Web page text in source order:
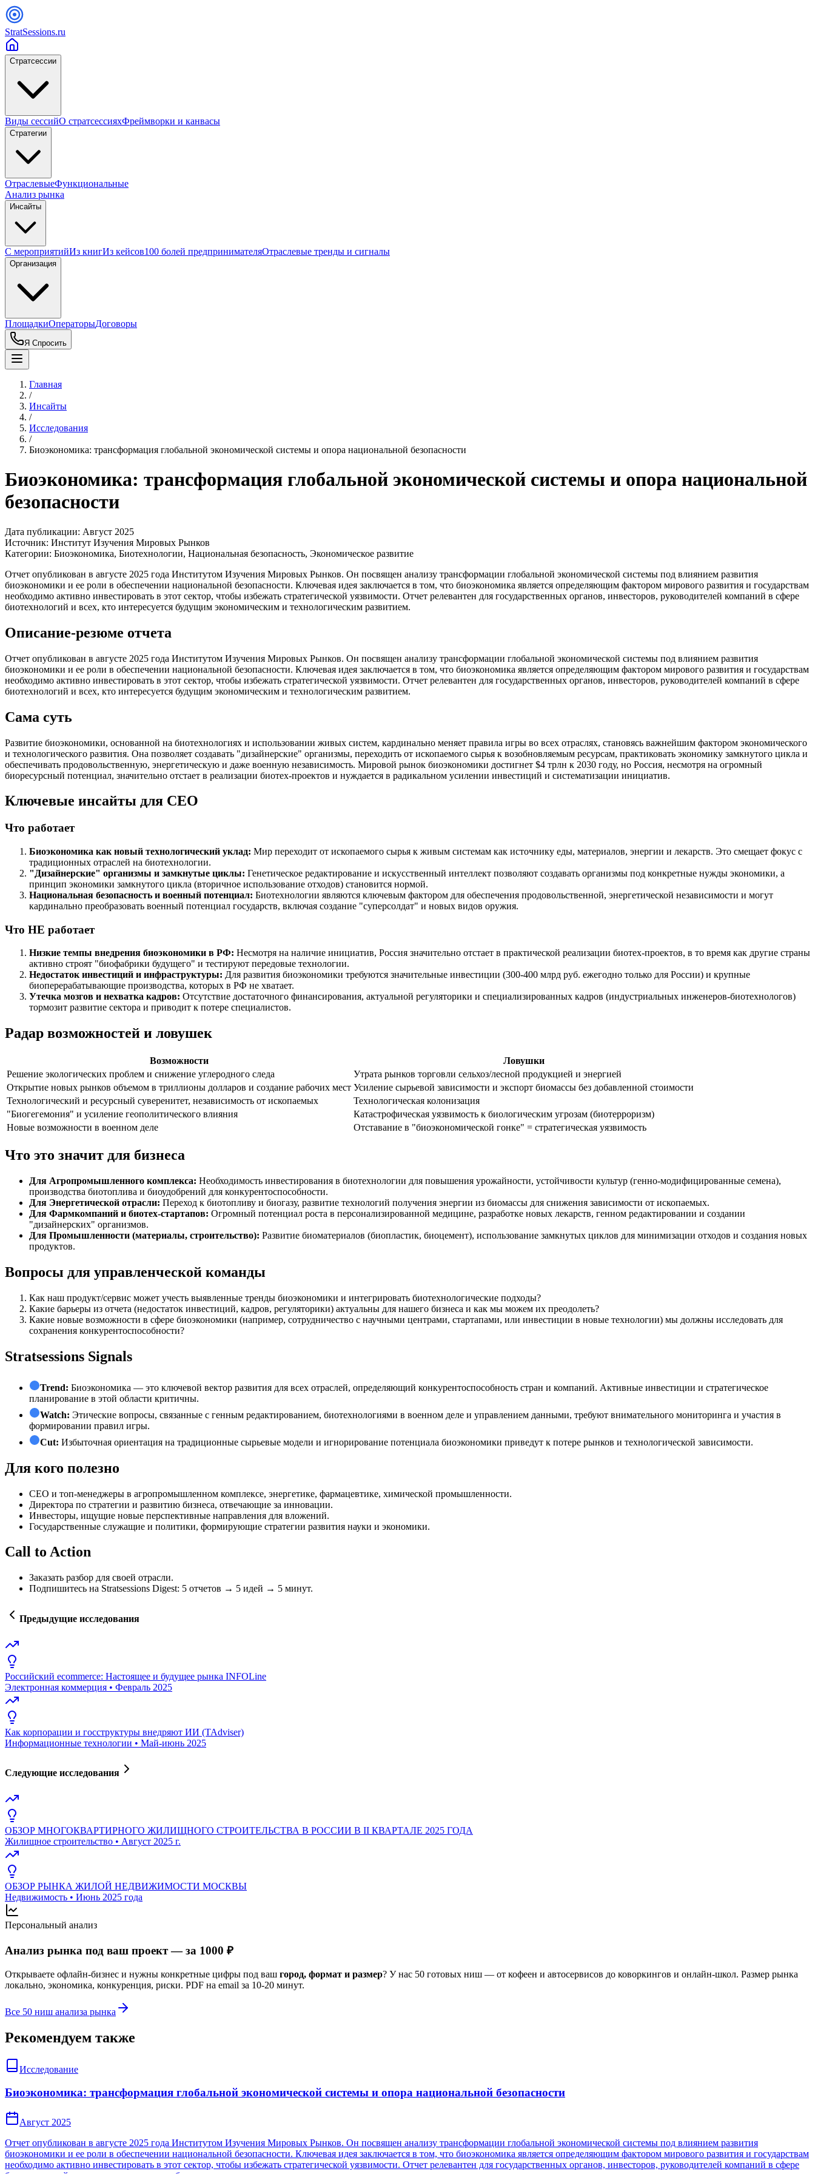
StratSessions.ru
Стратсессии
Виды сессийО стратсессияхФреймворки и канвасы
Стратегии
ОтраслевыеФункциональные
Анализ рынка
Инсайты
С мероприятийИз книгИз кейсов100 болей предпринимателяОтраслевые тренды и сигналы
Организация
ПлощадкиОператорыДоговоры
Я Спросить
Главная
/
Инсайты
/
Исследования
/
Биоэкономика: трансформация глобальной экономической системы и опора национальной безопасности
Биоэкономика: трансформация глобальной экономической системы и опора национальной
безопасности
Дата публикации: Август 2025
Источник: Институт Изучения Мировых Рынков
Категории: Биоэкономика, Биотехнологии, Национальная безопасность, Экономическое развитие
Отчет опубликован в августе 2025 года Институтом Изучения Мировых Рынков. Он посвящен анализу трансформации глобальной экономической системы под влиянием развития
биоэкономики и ее роли в обеспечении национальной безопасности. Ключевая идея заключается в том, что биоэкономика является определяющим фактором мирового развития и государствам
необходимо активно инвестировать в этот сектор, чтобы избежать стратегической уязвимости. Отчет релевантен для государственных органов, инвесторов, руководителей компаний в сфере
биотехнологий и всех, кто интересуется будущим экономическим и технологическим развитием.
Описание-резюме отчета
Отчет опубликован в августе 2025 года Институтом Изучения Мировых Рынков. Он посвящен анализу трансформации глобальной экономической системы под влиянием развития
биоэкономики и ее роли в обеспечении национальной безопасности. Ключевая идея заключается в том, что биоэкономика является определяющим фактором мирового развития и государствам
необходимо активно инвестировать в этот сектор, чтобы избежать стратегической уязвимости. Отчет релевантен для государственных органов, инвесторов, руководителей компаний в сфере
биотехнологий и всех, кто интересуется будущим экономическим и технологическим развитием.
Сама суть
Развитие биоэкономики, основанной на биотехнологиях и использовании живых систем, кардинально меняет правила игры во всех отраслях, становясь важнейшим фактором экономического
и технологического развития. Она позволяет создавать "дизайнерские" организмы, переходить от ископаемого сырья к возобновляемым ресурсам, практиковать экономику замкнутого цикла и
обеспечивать продовольственную, энергетическую и даже военную независимость. Мировой рынок биоэкономики достигнет $4 трлн к 2030 году, но Россия, несмотря на огромный
биоресурсный потенциал, значительно отстает в реализации биотех-проектов и нуждается в радикальном усилении инвестиций и систематизации инициатив.
Ключевые инсайты для СЕО
Что работает
Биоэкономика как новый технологический уклад: Мир переходит от ископаемого сырья к живым системам как источнику еды, материалов, энергии и лекарств. Это смещает фокус с
традиционных отраслей на биотехнологии.
"Дизайнерские" организмы и замкнутые циклы: Генетическое редактирование и искусственный интеллект позволяют создавать организмы под конкретные нужды экономики, а
принцип экономики замкнутого цикла (вторичное использование отходов) становится нормой.
Национальная безопасность и военный потенциал: Биотехнологии являются ключевым фактором для обеспечения продовольственной, энергетической независимости и могут
кардинально преобразовать военный потенциал государств, включая создание "суперсолдат" и новых видов оружия.
Что НЕ работает
Низкие темпы внедрения биоэкономики в РФ: Несмотря на наличие инициатив, Россия значительно отстает в практической реализации биотех-проектов, в то время как другие страны
активно строят "биофабрики будущего" и тестируют передовые технологии.
Недостаток инвестиций и инфраструктуры: Для развития биоэкономики требуются значительные инвестиции (300-400 млрд руб. ежегодно только для России) и крупные
биоперерабатывающие производства, которых в РФ не хватает.
Утечка мозгов и нехватка кадров: Отсутствие достаточного финансирования, актуальной регуляторики и специализированных кадров (индустриальных инженеров-биотехнологов)
тормозит развитие сектора и приводит к потере специалистов.
Радар возможностей и ловушек
Возможности
Ловушки
Решение экологических проблем и снижение углеродного следа
Утрата рынков торговли сельхоз/лесной продукцией и энергией
Открытие новых рынков объемом в триллионы долларов и создание рабочих мест Усиление сырьевой зависимости и экспорт биомассы без добавленной стоимости
Технологический и ресурсный суверенитет, независимость от ископаемых
Технологическая колонизация
"Биогегемония" и усиление геополитического влияния
Катастрофическая уязвимость к биологическим угрозам (биотерроризм)
Новые возможности в военном деле
Отставание в "биоэкономической гонке" = стратегическая уязвимость
Что это значит для бизнеса
Для Агропромышленного комплекса: Необходимость инвестирования в биотехнологии для повышения урожайности, устойчивости культур (генно-модифицированные семена),
производства биотоплива и биоудобрений для конкурентоспособности.
Для Энергетической отрасли: Переход к биотопливу и биогазу, развитие технологий получения энергии из биомассы для снижения зависимости от ископаемых.
Для Фармкомпаний и биотех-стартапов: Огромный потенциал роста в персонализированной медицине, разработке новых лекарств, генном редактировании и создании
"дизайнерских" организмов.
Для Промышленности (материалы, строительство): Развитие биоматериалов (биопластик, биоцемент), использование замкнутых циклов для минимизации отходов и создания новых
продуктов.
Вопросы для управленческой команды
Как наш продукт/сервис может учесть выявленные тренды биоэкономики и интегрировать биотехнологические подходы?
Какие барьеры из отчета (недостаток инвестиций, кадров, регуляторики) актуальны для нашего бизнеса и как мы можем их преодолеть?
Какие новые возможности в сфере биоэкономики (например, сотрудничество с научными центрами, стартапами, или инвестиции в новые технологии) мы должны исследовать для
сохранения конкурентоспособности?
Stratsessions Signals
Trend: Биоэкономика — это ключевой вектор развития для всех отраслей, определяющий конкурентоспособность стран и компаний. Активные инвестиции и стратегическое
планирование в этой области критичны.
Watch: Этические вопросы, связанные с генным редактированием, биотехнологиями в военном деле и управлением данными, требуют внимательного мониторинга и участия в
формировании правил игры.
Cut: Избыточная ориентация на традиционные сырьевые модели и игнорирование потенциала биоэкономики приведут к потере рынков и технологической зависимости.
Для кого полезно
СЕО и топ-менеджеры в агропромышленном комплексе, энергетике, фармацевтике, химической промышленности.
Директора по стратегии и развитию бизнеса, отвечающие за инновации.
Инвесторы, ищущие новые перспективные направления для вложений.
Государственные служащие и политики, формирующие стратегии развития науки и экономики.
Call to Action
Заказать разбор для своей отрасли.
Подпишитесь на Stratsessions Digest: 5 отчетов → 5 идей → 5 минут.
Предыдущие исследования
Российский ecommerce: Настоящее и будущее рынка INFOLine
Электронная коммерция • Февраль 2025
Как корпорации и госструктуры внедряют ИИ (TAdviser)
Информационные технологии • Май-июнь 2025
Следующие исследования
ОБЗОР МНОГОКВАРТИРНОГО ЖИЛИЩНОГО СТРОИТЕЛЬСТВА В РОССИИ В II КВАРТАЛЕ 2025 ГОДА
Жилищное строительство • Август 2025 г.
ОБЗОР РЫНКА ЖИЛОЙ НЕДВИЖИМОСТИ МОСКВЫ
Недвижимость • Июнь 2025 года
Персональный анализ
Анализ рынка под ваш проект — за 1000 ₽
Открываете офлайн-бизнес и нужны конкретные цифры под ваш город, формат и размер? У нас 50 готовых ниш — от кофеен и автосервисов до коворкингов и онлайн-школ. Размер рынка
локально, экономика, конкуренция, риски. PDF на email за 10-20 минут.
Все 50 ниш анализа рынка
Рекомендуем также
Исследование
Биоэкономика: трансформация глобальной экономической системы и опора национальной безопасности
Август 2025
Отчет опубликован в августе 2025 года Институтом Изучения Мировых Рынков. Он посвящен анализу трансформации глобальной экономической системы под влиянием развития
биоэкономики и ее роли в обеспечении национальной безопасности. Ключевая идея заключается в том, что биоэкономика является определяющим фактором мирового развития и государствам
необходимо активно инвестировать в этот сектор, чтобы избежать стратегической уязвимости. Отчет релевантен для государственных органов, инвесторов, руководителей компаний в сфере